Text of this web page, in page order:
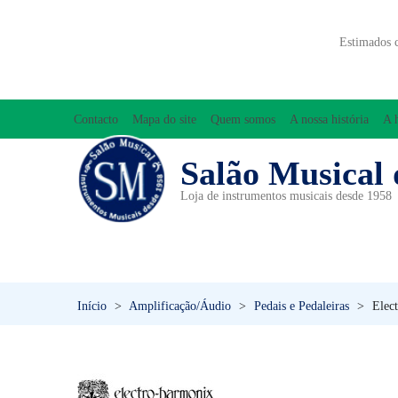
Estimados
Contacto Mapa do site Quem somos A nossa história A
Salão Musical
Loja de instrumentos musicais desde 1958
Início > Amplificação/Áudio > Pedais e Pedaleiras >